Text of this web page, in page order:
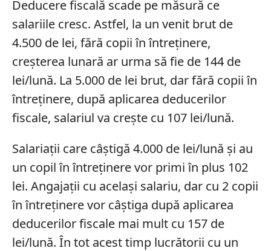
Deducere fiscală scade pe măsură ce
salariile cresc. Astfel, la un venit brut de
4.500 de lei, fără copii în întreținere,
creșterea lunară ar urma să fie de 144 de
lei/lună. La 5.000 de lei brut, dar fără copii în
întreținere, după aplicarea deducerilor
fiscale, salariul va crește cu 107 lei/lună.
Salariații care câștigă 4.000 de lei/lună și au
un copil în întreținere vor primi în plus 102
lei. Angajații cu același salariu, dar cu 2 copii
în întreținere vor câștiga după aplicarea
deducerilor fiscale mai mult cu 157 de
lei/lună. În tot acest timp lucrătorii cu un